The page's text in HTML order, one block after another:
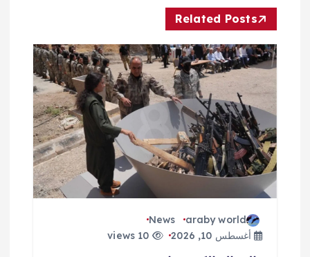
م
ق
ت
Related Posts
araby world
News
أغسطس 10, 2026